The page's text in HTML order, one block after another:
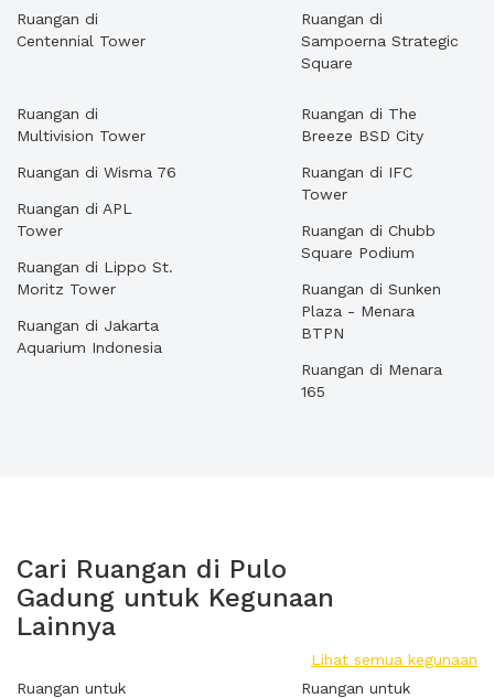
Ruangan di
Centennial Tower
Ruangan di
Sampoerna Strategic
Square
Ruangan di
Multivision Tower
Ruangan di Wisma 76
Ruangan di APL
Tower
Ruangan di Lippo St.
Moritz Tower
Ruangan di Jakarta
Aquarium Indonesia
Ruangan di The
Breeze BSD City
Ruangan di IFC
Tower
Ruangan di Chubb
Square Podium
Ruangan di Sunken
Plaza - Menara
BTPN
Ruangan di Menara
165
Cari Ruangan di Pulo
Gadung untuk Kegunaan
Lainnya
Lihat semua kegunaan
Ruangan untuk
Ruangan untuk